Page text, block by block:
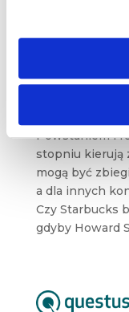
mBank –
Powstaniem i
stopniu kierują
mogą być
a dla innych
Czy Starbucks
gdyby Howard